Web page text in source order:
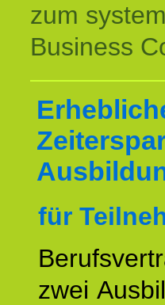
zum
Business
für
zwei